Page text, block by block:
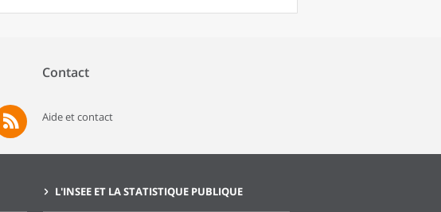
Contact
Aide et contact
L'INSEE ET LA STATISTIQUE PUBLIQUE